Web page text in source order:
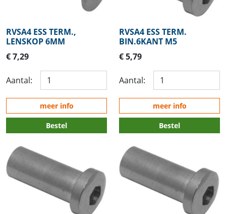
RVSA4 ESS TERM.,
LENSKOP 6MM
€ 7,29
Aantal:
meer info
Bestel
RVSA4 ESS TERM.
BIN.6KANT M5
€ 5,79
Aantal:
meer info
Bestel